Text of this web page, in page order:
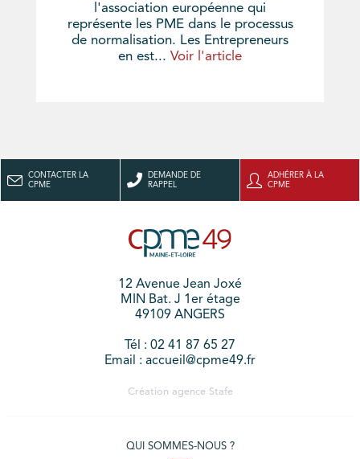
l'association européenne qui
représente les PME dans le processus
de normalisation. Les Entrepreneurs
en est... Voir l'article
CONTACTER LA
CPME
DEMANDE DE
RAPPEL
ADHÉRER À LA
CPME
12 Avenue Jean Joxé
MIN Bat. J 1er étage
49109 ANGERS
Tél : 02 41 87 65 27
Email : accueil@cpme49.fr
Création agence Stafe
QUI SOMMES-NOUS ?